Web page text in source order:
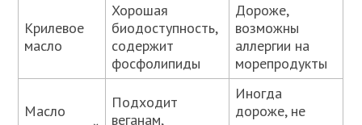
Крилевое
масло
Хорошая
биодоступность,
содержит
фосфолипиды
Дороже,
возможны
аллергии на
морепродукты
Масло
Подходит
веганам,
Иногда
дороже, не